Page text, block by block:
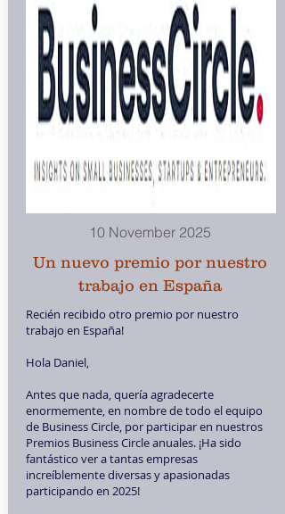
10 November 2025
Un nuevo premio por nuestro
trabajo en España
Recién recibido otro premio por nuestro
trabajo en España!
Hola Daniel,
Antes que nada, quería agradecerte
enormemente, en nombre de todo el equipo
de Business Circle, por participar en nuestros
Premios Business Circle anuales. ¡Ha sido
fantástico ver a tantas empresas
increíblemente diversas y apasionadas
participando en 2025!